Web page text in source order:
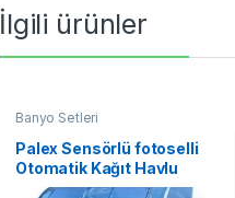
İlgili ürünler
Banyo Setleri
Palex Sensörlü fotoselli
Otomatik Kağıt Havlu
Makinesi 21cm MAVİ